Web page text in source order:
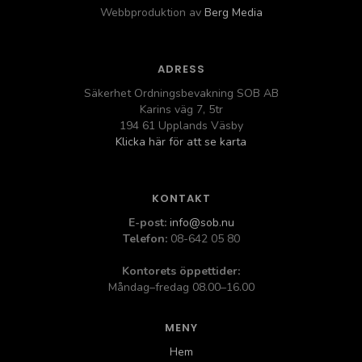
Webbproduktion av Berg Media
ADRESS
Säkerhet Ordningsbevakning SOB AB
Karins väg 7, 5tr
194 61 Upplands Väsby
Klicka här för att se karta
KONTAKT
E-post: info@sob.nu
Telefon:08-642 05 80
Kontorets öppettider:
Måndag–fredag 08.00–16.00
MENY
Hem